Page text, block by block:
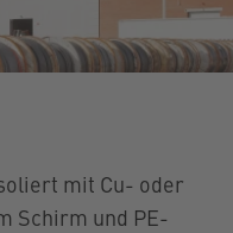
mit Cu- oder
Schirm und PE-